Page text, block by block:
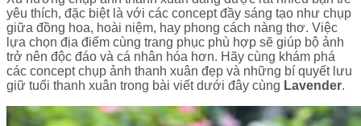
yêu thích, đặc biệt là với các concept đầy sáng tạo như chụp
giữa đồng hoa, hoài niệm, hay phong cách nàng thơ. Việc
lựa chọn địa điểm cùng trang phục phù hợp sẽ giúp bộ ảnh
trở nên độc đáo và cá nhân hóa hơn. Hãy cùng khám phá
các concept chụp ảnh thanh xuân đẹp và những bí quyết lưu
giữ tuổi thanh xuân trong bài viết dưới đây cùng Lavender.